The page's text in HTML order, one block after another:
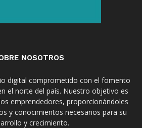
NOSOTROS
digital comprometido con el fomento
el norte del país. Nuestro objetivo es
emprendedores, proporcionándoles
y conocimientos necesarios para su
y crecimiento.